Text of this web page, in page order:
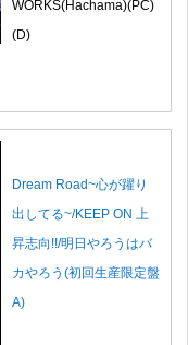
WORKS(Hachama)(PC)
(D)
Dream Road~心が躍り
出してる~/KEEP ON 上
昇志向!!/明日やろうはバ
カやろう(初回生産限定盤
A)